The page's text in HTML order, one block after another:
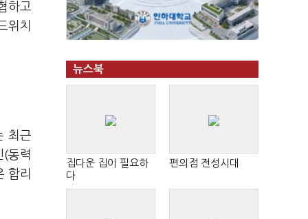
하고
위치
최근
(동력
합리
뉴스북
집다운 집이 필요하
다
편의점 전성시대